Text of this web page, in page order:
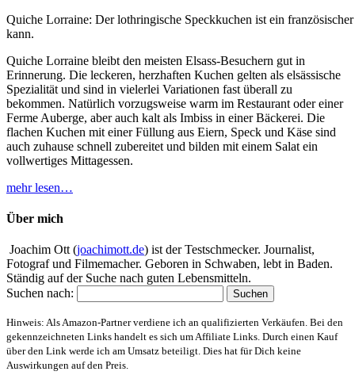
Quiche Lorraine: Der lothringische Speckkuchen ist ein
kann.
Quiche Lorraine bleibt den meisten Elsass-Besuchern gut in
Erinnerung. Die leckeren, herzhaften Kuchen gelten als elsässische
Spezialität und sind in vielerlei Variationen fast überall zu
bekommen. Natürlich vorzugsweise warm im Restaurant oder einer
Ferme Auberge, aber auch kalt als Imbiss in einer Bäckerei. Die
flachen Kuchen mit einer Füllung aus Eiern, Speck und Käse sind
auch zuhause schnell zubereitet und bilden mit einem Salat ein
vollwertiges Mittagessen.
mehr lesen…
Über mich
Joachim Ott (joachimott.de) ist der Testschmecker. Journalist,
Fotograf und Filmemacher. Geboren in Schwaben, lebt in Baden.
Ständig auf der Suche nach guten Lebensmitteln.
Suchen nach:
Hinweis: Als Amazon-Partner verdiene ich an qualifizierten Verkäufen. Bei den
gekennzeichneten Links handelt es sich um Affiliate Links. Durch einen Kauf
über den Link werde ich am Umsatz beteiligt. Dies hat für Dich keine
Auswirkungen auf den Preis.